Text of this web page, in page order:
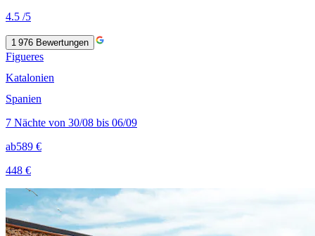
4.5 /5
1 976 Bewertungen
Figueres
Katalonien
Spanien
7 Nächte von 30/08 bis 06/09
ab589 €
448 €